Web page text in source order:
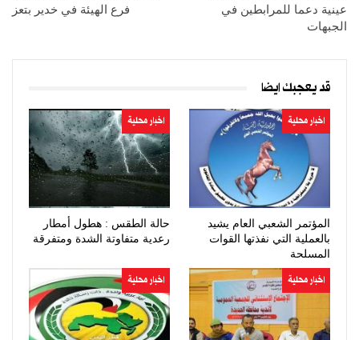
عينية دعما للمرابطين في
الجبهات
فرع الهيئة في خدير بتعز
قد يعجبك ايضا
اخبار محلية
المؤتمر الشعبي العام يشيد
بالعملية التي نفذتها القوات
المسلحة
اخبار محلية
حالة الطقس : هطول أمطار
رعدية متفاوتة الشدة ومتفرقة
اخبار محلية اخبار محلية